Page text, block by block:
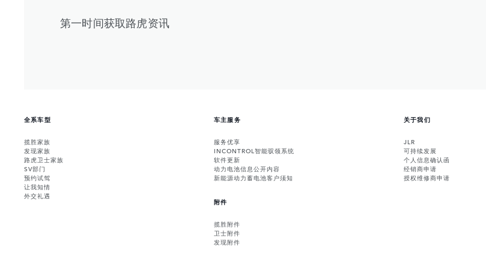
第一时间获取路虎资讯
全系车型
揽胜家族
发现家族
路虎卫士家族
SV部门
预约试驾
让我知情
外交礼遇
车主服务
服务优享
INCONTROL智能驭领系统
软件更新
动力电池信息公开内容
新能源动力蓄电池客户须知
附件
揽胜附件
卫士附件
发现附件
关于我们
JLR
可持续发展
个人信息确认函
经销商申请
授权维修商申请